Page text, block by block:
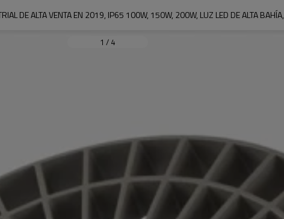
DE ALTA VENTA EN 2019, IP65 100W, 150W, 200W, LUZ LED DE ALTA BAHÍA,
1 / 4